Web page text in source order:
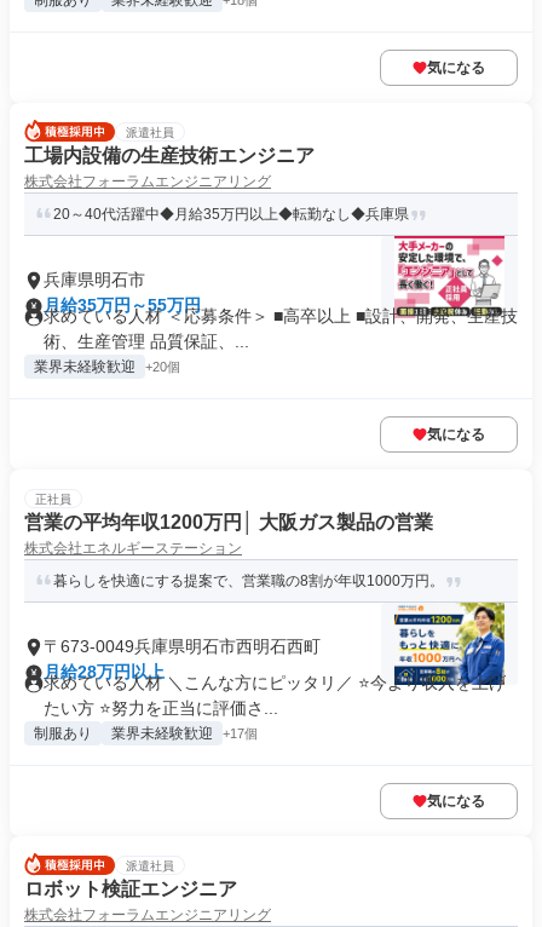
気になる
派遣社員
工場内設備の生産技術エンジニア
株式会社フォーラムエンジニアリング
20～40代活躍中◆月給35万円以上◆転勤なし◆兵庫県
兵庫県明石市
月給35万円～55万円
求めている人材 ＜応募条件＞ ■高卒以上 ■設計、開発、生産技
術、生産管理 品質保証、...
業界未経験歓迎 +20個
気になる
正社員
営業の平均年収1200万円│ 大阪ガス製品の営業
株式会社エネルギーステーション
暮らしを快適にする提案で、営業職の8割が年収1000万円。
〒673-0049兵庫県明石市西明石西町
月給28万円以上
求めている人材 ＼こんな方にピッタリ／ ⭐今より収入を上げ
たい方 ⭐努力を正当に評価さ...
制服あり 業界未経験歓迎 +17個
気になる
派遣社員
ロボット検証エンジニア
株式会社フォーラムエンジニアリング